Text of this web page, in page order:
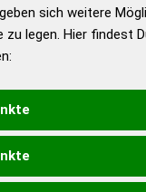
Duden – Die
Duden –
sich weitere
zu legen. Hier findest
TAPIRE